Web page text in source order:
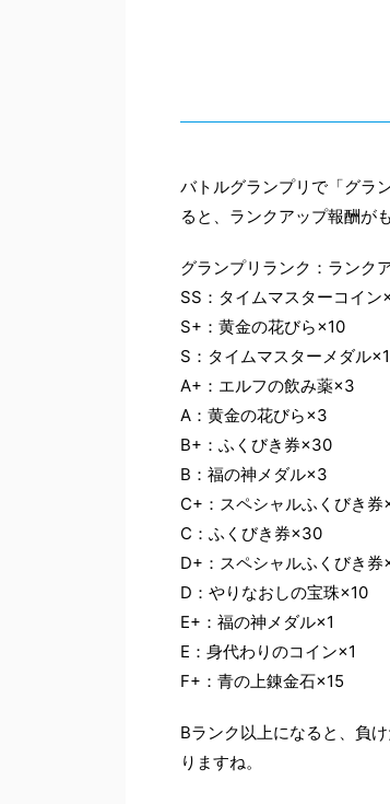
バトルグランプリで「グラ
ると、ランクアップ報酬が
グランプリランク：ランク
SS：タイムマスターコイン
S+：黄金の花びら×10
S：タイムマスターメダル×1
A+：エルフの飲み薬×3
A：黄金の花びら×3
B+：ふくびき券×30
B：福の神メダル×3
C+：スペシャルふくびき券
C：ふくびき券×30
D+：スペシャルふくびき券
D：やりなおしの宝珠×10
E+：福の神メダル×1
E：身代わりのコイン×1
F+：青の上錬金石×15
Bランク以上になると、負
りますね。